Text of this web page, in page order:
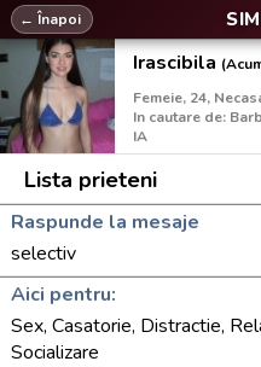
← Înapoi
Irascibila
Femeie, 24,
In cautare de:
IA
Lista prieteni
Raspunde la mesaje
selectiv
Aici pentru:
Sex, Casatorie, Distractie,
Socializare